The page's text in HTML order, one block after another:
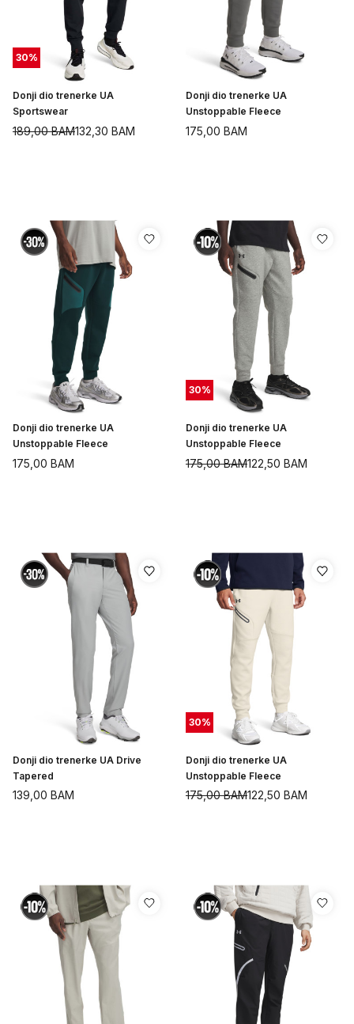
30%
Donji dio trenerke UA
Sportswear
132,30 BAM
189,00BAM
Donji dio trenerke UA
Unstoppable Fleece
175,00 BAM
Donji dio trenerke UA
Unstoppable Fleece
175,00 BAM
30%
Donji dio trenerke UA
Unstoppable Fleece
122,50 BAM
175,00BAM
Donji dio trenerke UA Drive
Tapered
139,00 BAM
30%
Donji dio trenerke UA
Unstoppable Fleece
122,50 BAM
175,00BAM